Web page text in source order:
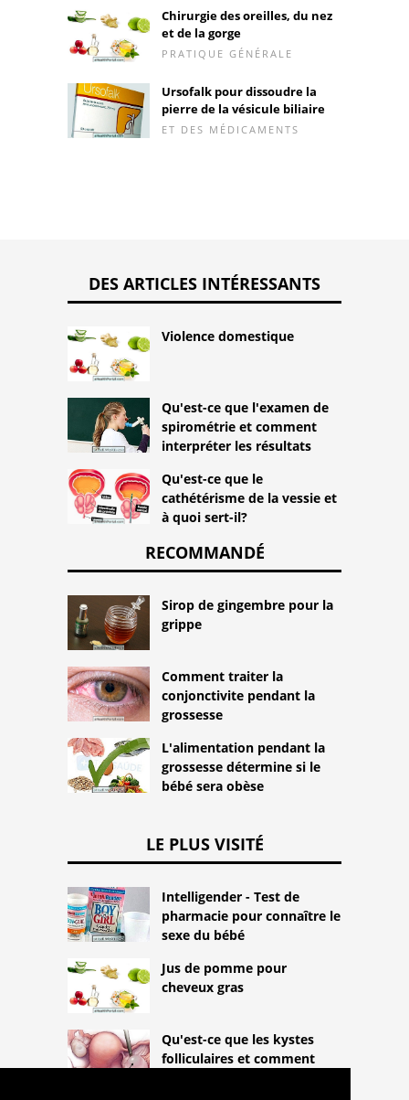
Chirurgie des oreilles, du nez
et de la gorge
PRATIQUE GÉNÉRALE
Ursofalk pour dissoudre la
pierre de la vésicule biliaire
ET DES MÉDICAMENTS
DES ARTICLES INTÉRESSANTS
Violence domestique
Qu'est-ce que l'examen de
spirométrie et comment
interpréter les résultats
Qu'est-ce que le
cathétérisme de la vessie et
à quoi sert-il?
RECOMMANDÉ
Sirop de gingembre pour la
grippe
Comment traiter la
conjonctivite pendant la
grossesse
L'alimentation pendant la
grossesse détermine si le
bébé sera obèse
LE PLUS VISITÉ
Intelligender - Test de
pharmacie pour connaître le
sexe du bébé
Jus de pomme pour
cheveux gras
Qu'est-ce que les kystes
folliculaires et comment